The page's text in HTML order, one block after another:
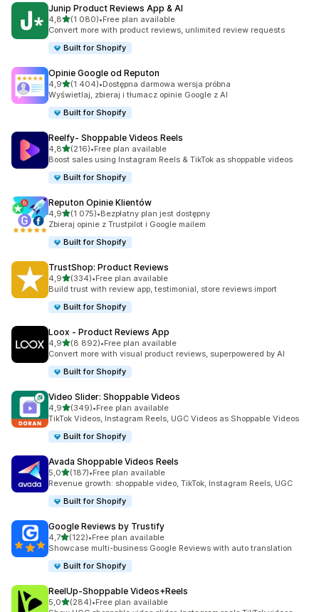
Junip Product Reviews App & AI
4,8na 5 gwiazdek
(1 080)
Łączna liczba recenzji: 1080
•Free plan available
Convert more with product reviews, unlimited review requests
Built for Shopify
Opinie Google od Reputon
4,9na 5 gwiazdek
(1 404)
Łączna liczba recenzji: 1404
•Dostępna darmowa wersja próbna
Wyświetlaj, zbieraj i tłumacz opinie Google z AI
Built for Shopify
Reelfy‑ Shoppable Videos Reels
4,8na 5 gwiazdek
(216)
Łączna liczba recenzji: 216
•Free plan available
Boost sales using Instagram Reels & TikTok as shoppable videos
Built for Shopify
Reputon Opinie Klientów
4,9na 5 gwiazdek
(1 075)
Łączna liczba recenzji: 1075
•Bezpłatny plan jest dostępny
Zbieraj opinie z Trustpilot i Google mailem
Built for Shopify
TrustShop: Product Reviews
4,9na 5 gwiazdek
(334)
Łączna liczba recenzji: 334
•Free plan available
Build trust with review app, testimonial, store reviews import
Built for Shopify
Loox ‑ Product Reviews App
4,9na 5 gwiazdek
(8 892)
Łączna liczba recenzji: 8892
•Free plan available
Convert more with visual product reviews, superpowered by AI
Built for Shopify
Video Slider: Shoppable Videos
4,9na 5 gwiazdek
(349)
Łączna liczba recenzji: 349
•Free plan available
TikTok Videos, Instagram Reels, UGC Videos as Shoppable Videos
Built for Shopify
Avada Shoppable Videos Reels
5,0na 5 gwiazdek
(187)
Łączna liczba recenzji: 187
•Free plan available
Revenue growth: shoppable video, TikTok, Instagram Reels, UGC
Built for Shopify
Google Reviews by Trustify
4,7na 5 gwiazdek
(122)
Łączna liczba recenzji: 122
•Free plan available
Showcase multi-business Google Reviews with auto translation
Built for Shopify
ReelUp‑Shoppable Videos+Reels
5,0na 5 gwiazdek
(284)
Łączna liczba recenzji: 284
•Free plan available